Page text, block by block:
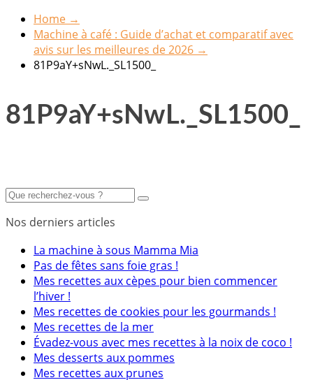
Home →
Machine à café : Guide d’achat et comparatif avec
avis sur les meilleures de 2026 →
81P9aY+sNwL._SL1500_
81P9aY+sNwL._SL1500_
Nos derniers articles
La machine à sous Mamma Mia
Pas de fêtes sans foie gras !
Mes recettes aux cèpes pour bien commencer
l’hiver !
Mes recettes de cookies pour les gourmands !
Mes recettes de la mer
Évadez-vous avec mes recettes à la noix de coco !
Mes desserts aux pommes
Mes recettes aux prunes